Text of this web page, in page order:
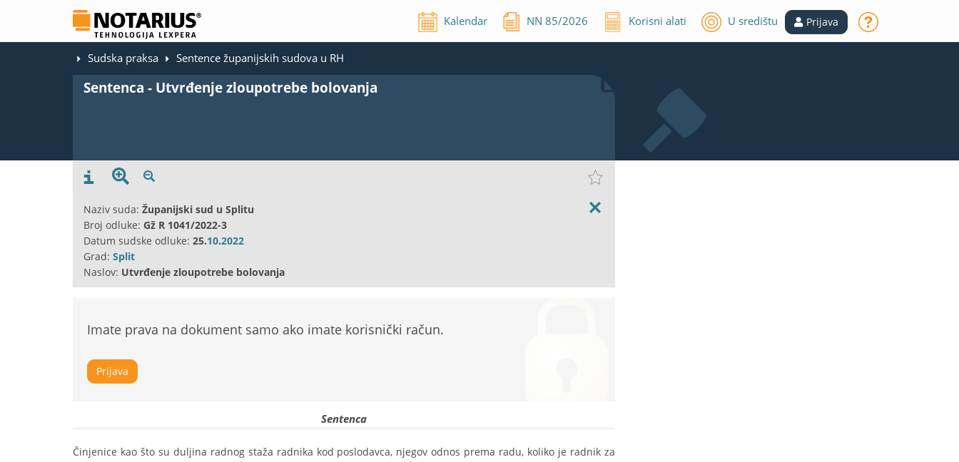
Kalendar NN85/2026 Korisni alati U središtu Prijava
Sudska praksa Sentence županijskih sudova u RH
Sentenca - Utvrđenje zloupotrebe bolovanja
Naziv suda: Županijski sud u Splitu
Broj odluke: Gž R 1041/2022-3
Datum sudske odluke: 25.10.2022
Grad: Split
Naslov: Utvrđenje zloupotrebe bolovanja
Imate prava na dokument samo ako imate korisnički račun.
Prijava
Sentenca
Činjenice kao što su duljina radnog staža radnika kod poslodavca, njegov odnos prema radu, koliko je radnik za